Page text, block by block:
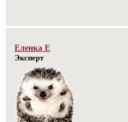
Еленка Е
Эксперт